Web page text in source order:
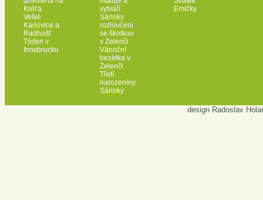
Kréťa
Velké
Karlovice a
Radhošť
Týden v
Innsbrucku
vytváří
Sárinky
rozloučení
se školkou
v Zelenči
Vánoční
besídka v
Zelenči
Třetí
narozeniny
Sárinky
Emičky
design Radoslav